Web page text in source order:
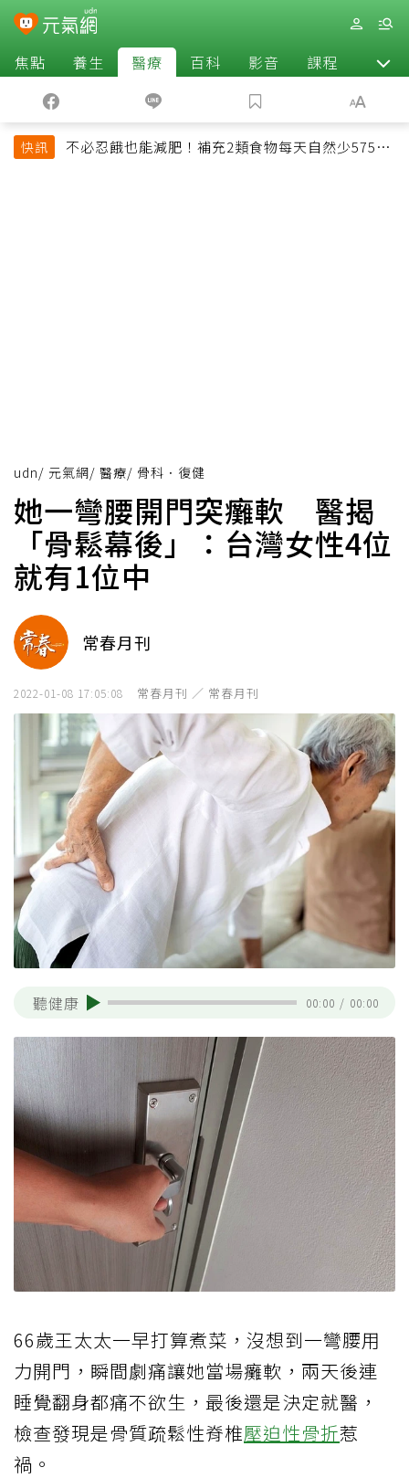
焦點 養生 醫療 百科 影音 課程 退休
快訊
不必忍餓也能減肥！補充2類食物每天自然少575大
udn/ 元氣網/ 醫療/ 骨科．復健
她一彎腰開門突癱軟 醫揭
「骨鬆幕後」：台灣女性4位
就有1位中
常春月刊
2022-01-08 17:05:08 常春月刊 ／ 常春月刊
聽健康 00:00 / 00:00
66歲王太太一早打算煮菜，沒想到一彎腰用
力開門，瞬間劇痛讓她當場癱軟，兩天後連
睡覺翻身都痛不欲生，最後還是決定就醫，
檢查發現是骨質疏鬆性脊椎壓迫性骨折惹
禍。